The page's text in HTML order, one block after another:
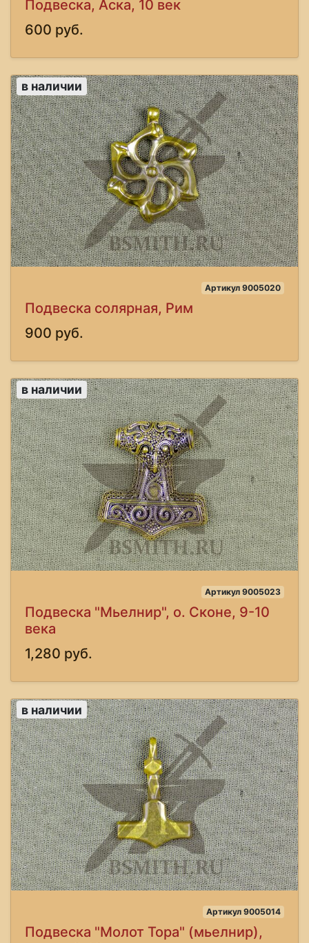
Подвеска, Аска, 10 век
600 руб.
в наличии
Артикул 9005020
Подвеска солярная, Рим
900 руб.
в наличии
Артикул 9005023
Подвеска "Мьелнир", о. Сконе, 9-10
века
1,280 руб.
в наличии
Артикул 9005014
Подвеска "Молот Тора" (мьелнир),